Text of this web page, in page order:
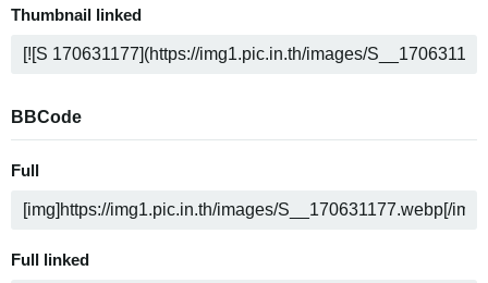
Thumbnail linked
BBCode
Full
Full linked